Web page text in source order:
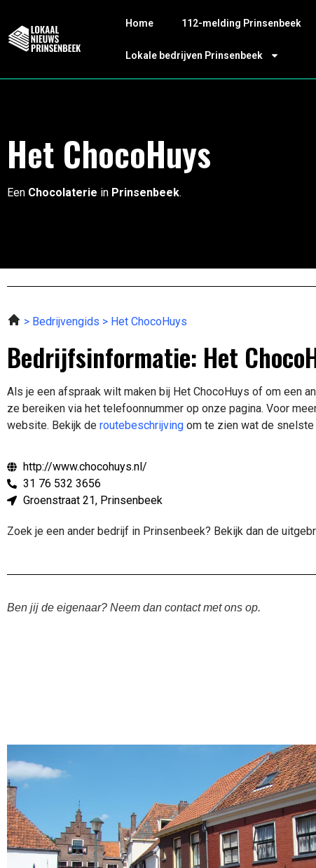
Home 112-melding Prinsenbeek
Lokale bedrijven Prinsenbeek
Het ChocoHuys
Een Chocolaterie in Prinsenbeek.
Bedrijvengids Het ChocoHuys
Bedrijfsinformatie: Het
Als je een afspraak wilt maken bij Het ChocoHuys of om een
ze bereiken via het telefoonnummer op onze pagina. Voor
website. Bekijk de routebeschrijving om te zien wat de snelste
http://www.chocohuys.nl/
31 76 532 3656
Groenstraat 21, Prinsenbeek
Zoek je een ander bedrijf in Prinsenbeek? Bekijk dan de
Ben jij de eigenaar? Neem dan contact met ons op.